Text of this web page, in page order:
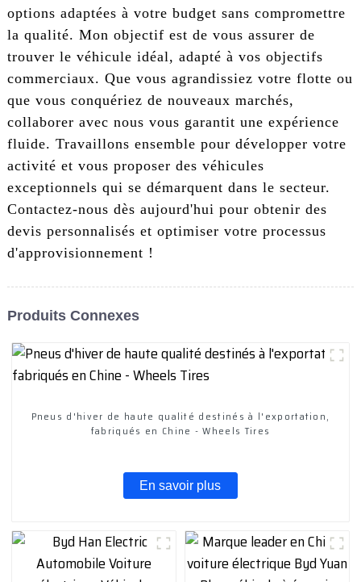
options adaptées à votre budget sans compromettre
la qualité. Mon objectif est de vous assurer de
trouver le véhicule idéal, adapté à vos objectifs
commerciaux. Que vous agrandissiez votre flotte ou
que vous conquériez de nouveaux marchés,
collaborer avec nous vous garantit une expérience
fluide. Travaillons ensemble pour développer votre
activité et vous proposer des véhicules
exceptionnels qui se démarquent dans le secteur.
Contactez-nous dès aujourd'hui pour obtenir des
devis personnalisés et optimiser votre processus
d'approvisionnement !
Produits Connexes
Pneus d'hiver de haute qualité destinés à l'exportation,
fabriqués en Chine - Wheels Tires
En savoir plus